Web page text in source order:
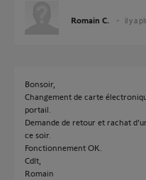
Romain C. il y a
Bonsoir,
Changement de carte
portail.
Demande de retour et rachat
ce soir.
Fonctionnement OK.
Cdlt,
Romain